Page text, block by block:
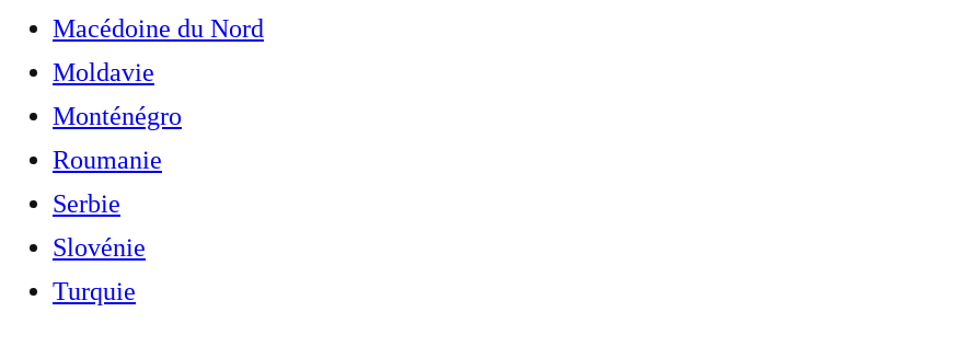
Macédoine du Nord
Moldavie
Monténégro
Roumanie
Serbie
Slovénie
Turquie